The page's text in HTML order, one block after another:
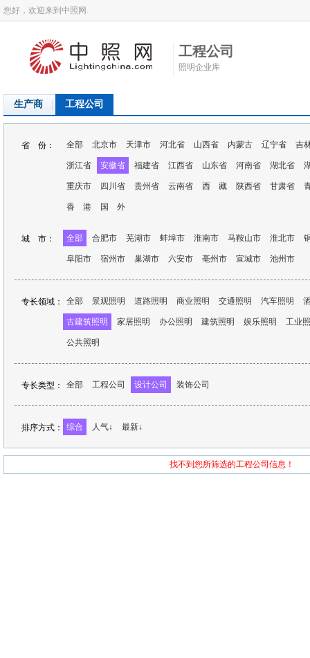
您好，欢迎来到中照网.
工程公司
照明企业库
生产商 工程公司
省 份： 全部 北京市 天津市 河北省 山西省 内蒙古 辽宁省 吉
浙江省 安徽省 福建省 江西省 山东省 河南省 湖北省
重庆市 四川省 贵州省 云南省 西 藏 陕西省 甘肃省
香 港 国 外
城 市： 全部 合肥市 芜湖市 蚌埠市 淮南市 马鞍山市 淮北市
阜阳市 宿州市 巢湖市 六安市 亳州市 宣城市 池州市
专长领域： 全部 景观照明 道路照明 商业照明 交通照明 汽车照明
古建筑照明 家居照明 办公照明 建筑照明 娱乐照明 工业
公共照明
专长类型： 全部 工程公司 设计公司 装饰公司
排序方式： 综合 人气↓ 最新↓
找不到您所筛选的工程公司信息！